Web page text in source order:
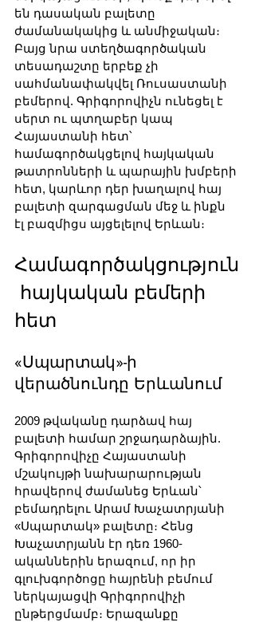
են դասական բալետը
ժամանակակից և անմիջական։
Բայց նրա ստեղծագործական
տեսադաշտը երբեք չի
սահմանափակվել Ռուսաստանի
բեմերով. Գրիգորովիչն ունեցել է
սերտ ու պտղաբեր կապ
Հայաստանի հետ՝
համագործակցելով հայկական
թատրոնների և պարային խմբերի
հետ, կարևոր դեր խաղալով հայ
բալետի զարգացման մեջ և ինքն
էլ բազմիցս այցելելով Երևան։
Համագործակցություն
հայկական բեմերի
հետ
«Սպարտակ»-ի
վերածնունդը Երևանում
2009 թվականը դարձավ հայ
բալետի համար շրջադարձային.
Գրիգորովիչը Հայաստանի
մշակույթի նախարարության
հրավերով ժամանեց Երևան՝
բեմադրելու Արամ Խաչատրյանի
«Սպարտակ» բալետը։ Հենց
Խաչատրյանն էր դեռ 1960-
ականներին երազում, որ իր
գլուխգործոցը հայրենի բեմում
ներկայացվի Գրիգորովիչի
ընթերցմամբ։ Երազանքը